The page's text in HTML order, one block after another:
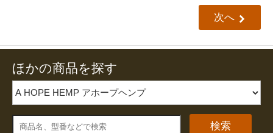
次へ
ほかの商品を探す
検索